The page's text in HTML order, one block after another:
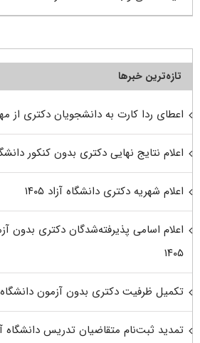
تازه‌ترین خبرها
اعطای ردا کارت به دانشجویان دکتری از مهر
اعلام نتایج نهایی دکتری بدون کنکور دانشگاه
اعلام شهریه دکتری دانشگاه آزاد ۱۴۰۵
اعلام اسامی پذیرفته‌شدگان دکتری بدون
۱۴۰۵
تکمیل ظرفیت دکتری بدون آزمون دانشگاه
تمدید ثبت‌نام متقاضیان تدریس دانشگاه آزاد